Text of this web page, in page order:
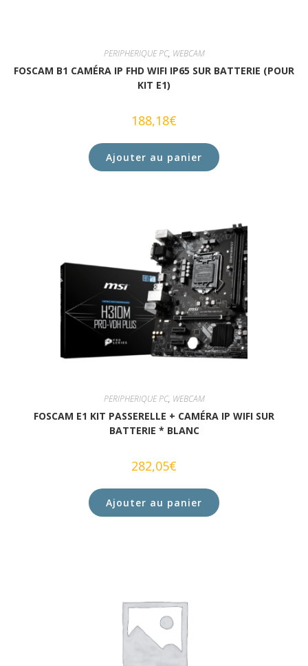
PERIPHERIQUE PC, WEBCAM
FOSCAM B1 CAMÉRA IP FHD WIFI IP65 SUR BATTERIE (POUR
KIT E1)
188,18€
Ajouter au panier
PERIPHERIQUE PC, WEBCAM
FOSCAM E1 KIT PASSERELLE + CAMÉRA IP WIFI SUR
BATTERIE * BLANC
282,05€
Ajouter au panier